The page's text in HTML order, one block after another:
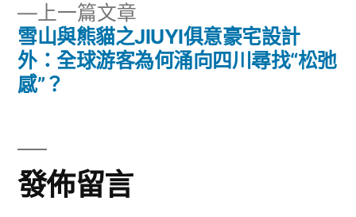
導
覽
上一篇文章
一
篇
雪山與熊貓之JIUYI俱意豪宅設計
外：全球游客為何涌向四川尋找“松弛
感”？
發佈留言